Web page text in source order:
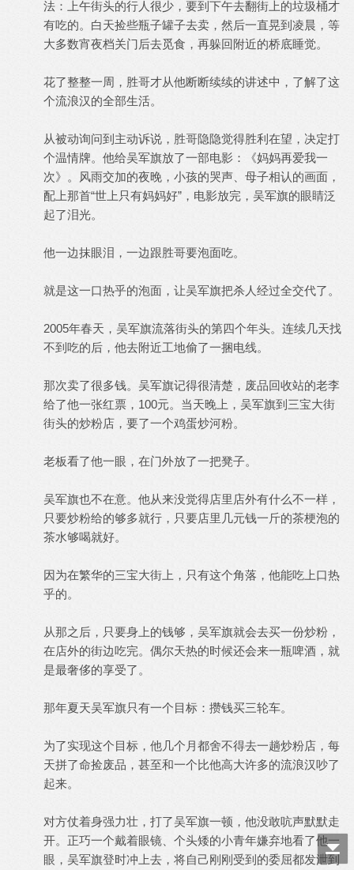
法：上午街头的行人很少，要到下午去翻街上的垃圾桶才
有吃的。白天捡些瓶子罐子去卖，然后一直晃到凌晨，等
大多数宵夜档关门后去觅食，再躲回附近的桥底睡觉。
花了整整一周，胜哥才从他断断续续的讲述中，了解了这
个流浪汉的全部生活。
从被动询问到主动诉说，胜哥隐隐觉得胜利在望，决定打
个温情牌。他给吴军旗放了一部电影：《妈妈再爱我一
次》。风雨交加的夜晚，小孩的哭声、母子相认的画面，
配上那首“世上只有妈妈好”，电影放完，吴军旗的眼睛泛
起了泪光。
他一边抹眼泪，一边跟胜哥要泡面吃。
就是这一口热乎的泡面，让吴军旗把杀人经过全交代了。
2005年春天，吴军旗流落街头的第四个年头。连续几天找
不到吃的后，他去附近工地偷了一捆电线。
那次卖了很多钱。吴军旗记得很清楚，废品回收站的老李
给了他一张红票，100元。当天晚上，吴军旗到三宝大街
街头的炒粉店，要了一个鸡蛋炒河粉。
老板看了他一眼，在门外放了一把凳子。
吴军旗也不在意。他从来没觉得店里店外有什么不一样，
只要炒粉给的够多就行，只要店里几元钱一斤的茶梗泡的
茶水够喝就好。
因为在繁华的三宝大街上，只有这个角落，他能吃上口热
乎的。
从那之后，只要身上的钱够，吴军旗就会去买一份炒粉，
在店外的街边吃完。偶尔天热的时候还会来一瓶啤酒，就
是最奢侈的享受了。
那年夏天吴军旗只有一个目标：攒钱买三轮车。
为了实现这个目标，他几个月都舍不得去一趟炒粉店，每
天拼了命捡废品，甚至和一个比他高大许多的流浪汉吵了
起来。
对方仗着身强力壮，打了吴军旗一顿，他没敢吭声默默走
开。正巧一个戴着眼镜、个头矮的小青年嫌弃地看了他一
眼，吴军旗登时冲上去，将自己刚刚受到的委屈都发泄到